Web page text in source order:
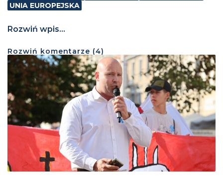
UNIA EUROPEJSKA
Rozwiń wpis...
Rozwiń komentarze (4)